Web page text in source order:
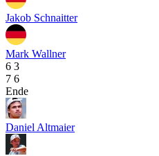
Jakob Schnaitter
Mark Wallner
6 3
7 6
Ende
Daniel Altmaier